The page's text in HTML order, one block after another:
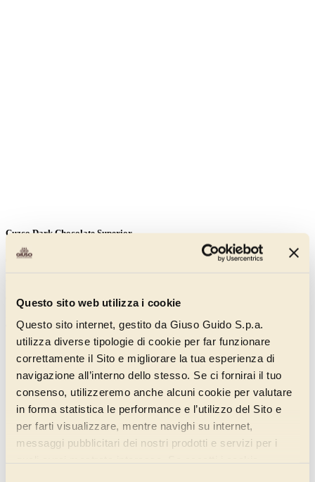
Questo sito web utilizza i cookie
Questo sito internet, gestito da Giuso Guido S.p.a.
utilizza diverse tipologie di cookie per far funzionare
correttamente il Sito e migliorare la tua esperienza di
navigazione all’interno dello stesso. Se ci fornirai il tuo
consenso, utilizzeremo anche alcuni cookie per valutare
in forma statistica le performance e l’utilizzo del Sito e
per farti visualizzare, mentre navighi su internet,
messaggi pubblicitari dei nostri prodotti e servizi per i
Cuzco Dark Chocolate Superior
000AH150
colour and the suggestive tasteof the finest bars of dark chocolate.
Discover more